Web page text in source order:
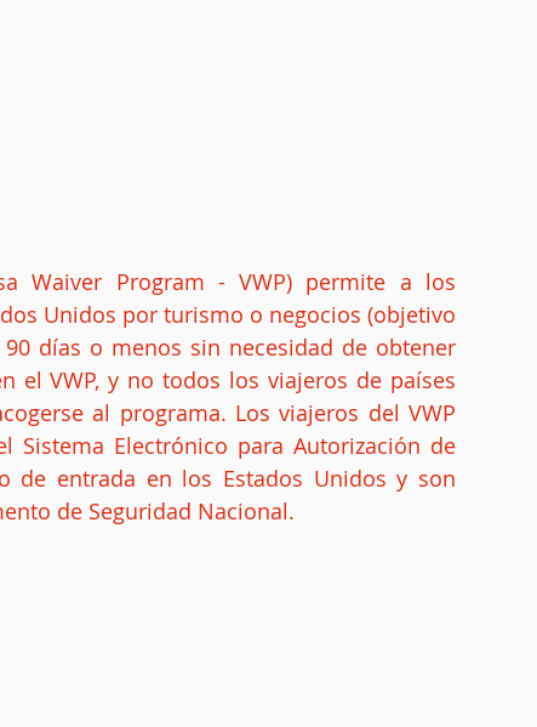
Unidos por turismo o negocios (objetivo
días o menos sin necesidad de obtener
el VWP, y no todos los viajeros de países
al programa. Los viajeros del VWP
Electrónico para Autorización de
de entrada en los Estados Unidos y son
de Seguridad Nacional.